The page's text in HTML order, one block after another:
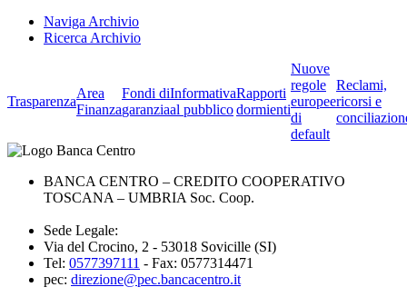
Naviga Archivio
Ricerca Archivio
Trasparenza
Area
Finanza
Fondi di
garanzia
Informativa
al pubblico
Rapporti
dormienti
Nuove
regole
europee
di
default
Reclami,
ricorsi e
BANCA CENTRO – CREDITO COOPERATIVO
TOSCANA – UMBRIA Soc. Coop.
Sede Legale:
Via del Crocino, 2 - 53018 Sovicille (SI)
Tel: 0577397111 - Fax: 0577314471
pec: direzione@pec.bancacentro.it